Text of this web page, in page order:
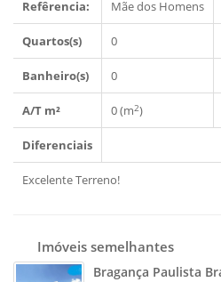
Refêrencia: Mãe dos Homens
Quartos(s) 0
Banheiro(s) 0
A/T m² 0 (m2)
Diferenciais
Excelente Terreno!
Imóveis semelhantes
Bragança Paulista